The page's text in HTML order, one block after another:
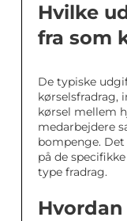
Hvilke
fra som
De typiske
kørselsfradrag,
kørsel mellem
medarbejdere
bompenge.
på de
type fradrag.